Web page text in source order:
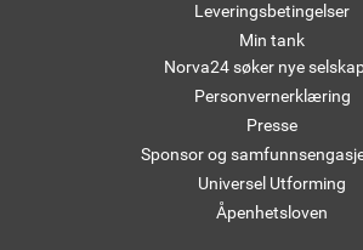
Leveringsbetingelser
Min tank
Norva24 søker nye
Personvernerklæring
Presse
Sponsor og
Universel Utforming
Åpenhetsloven